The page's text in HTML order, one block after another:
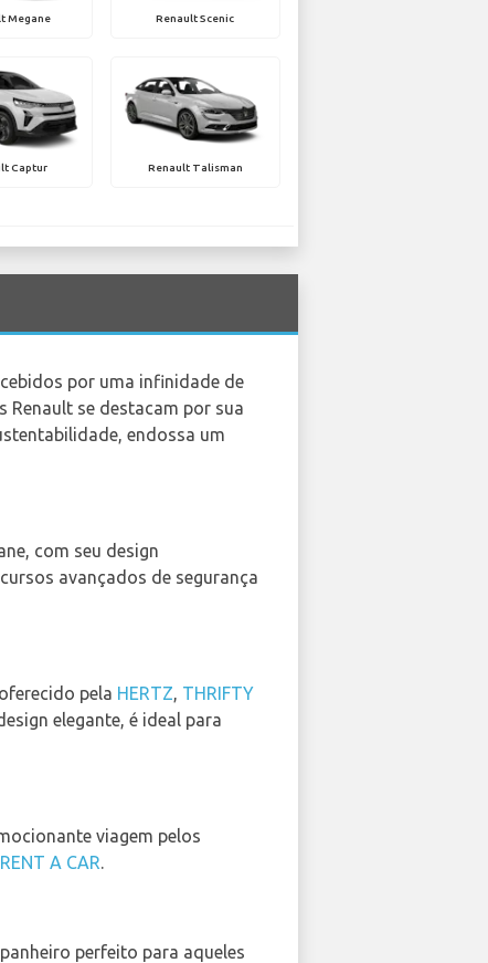
Megane Renault Scenic
Captur Renault Talisman
por uma infinidade de
Renault se destacam por sua
endossa um
com seu design
avançados de segurança
pela HERTZ, THRIFTY
elegante, é ideal para
viagem pelos
A CAR.
perfeito para aqueles